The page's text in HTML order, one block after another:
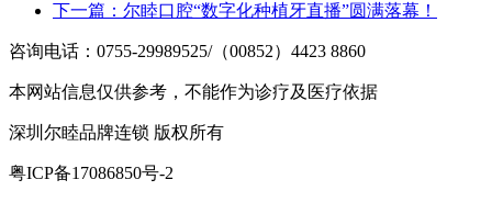
下一篇： 尔睦口腔“数字化种植牙直播”圆满落幕！
咨询电话：0755-29989525/（00852）4423 8860
本网站信息仅供参考，不能作为诊疗及医疗依据
深圳尔睦品牌连锁 版权所有
粤ICP备17086850号-2